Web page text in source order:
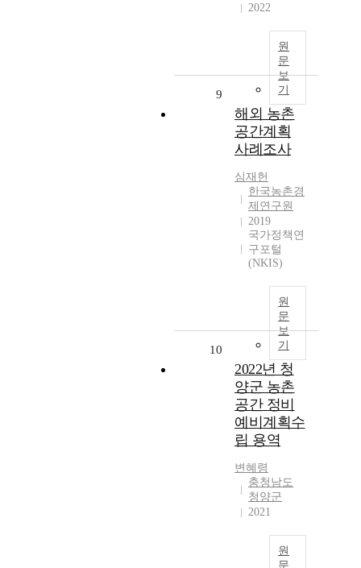
2022
원
문
보
기
9
해외 농촌
공간계획
사례조사
심재헌
한국농촌경
제연구원
2019
국가정책연
구포털
(NKIS)
원
문
보
기
10
2022년 청
양군 농촌
공간 정비
예비계획수
립 용역
변혜령
충청남도
청양군
2021
원
문